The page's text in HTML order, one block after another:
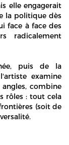
elle engagerait
la politique dès
face à face des
radicalement
puis de la
examine
combine
rôles : tout cela
(soit de